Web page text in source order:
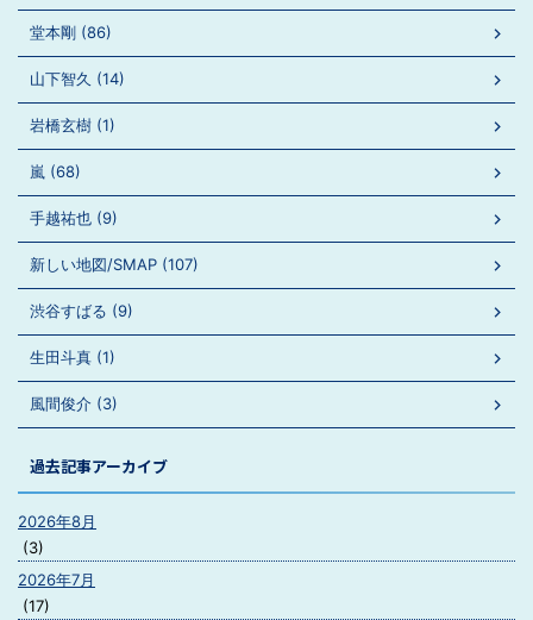
堂本剛 (86)
山下智久 (14)
岩橋玄樹 (1)
嵐 (68)
手越祐也 (9)
新しい地図/SMAP (107)
渋谷すばる (9)
生田斗真 (1)
風間俊介 (3)
過去記事アーカイブ
2026年8月
(3)
2026年7月
(17)